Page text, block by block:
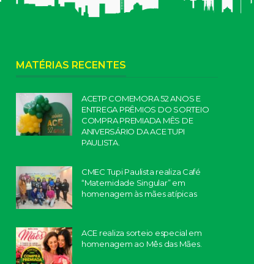
MATÉRIAS RECENTES
ACETP COMEMORA 52 ANOS E
ENTREGA PRÊMIOS DO SORTEIO
COMPRA PREMIADA MÊS DE
ANIVERSÁRIO DA ACE TUPI
PAULISTA.
CMEC Tupi Paulista realiza Café
“Maternidade Singular” em
homenagem às mães atípicas
ACE realiza sorteio especial em
homenagem ao Mês das Mães.